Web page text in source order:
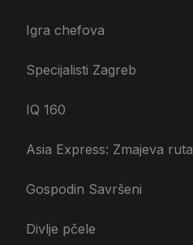
Igra chefova
Specijalisti Zagreb
IQ 160
Asia Express: Zmajeva ruta
Gospodin Savršeni
Divlje pčele